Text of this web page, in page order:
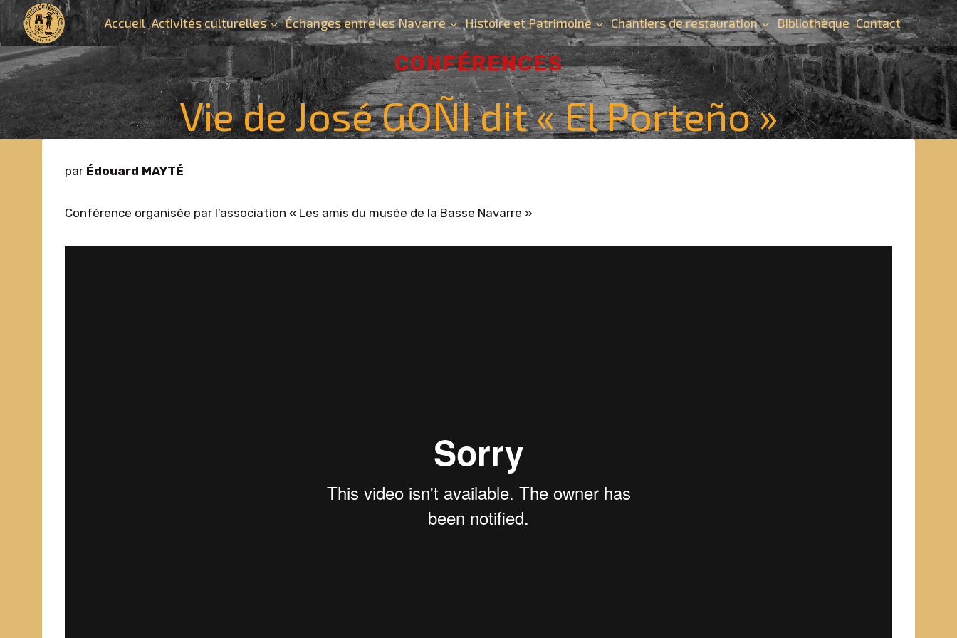
Aller
au
contenu
Accueil Activités culturelles Échanges entre les Navarre Histoire et Patrimoine Chantiers de restauration Bibliothèque Contact
CONFÉRENCES
Vie de José GOÑI dit « El Porteño »
par Édouard MAYTÉ
Conférence organisée par l’association « Les amis du musée de la Basse Navarre »